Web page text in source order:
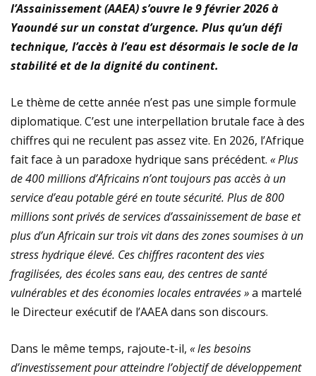
l’Assainissement (AAEA) s’ouvre le 9 février 2026 à
Yaoundé sur un constat d’urgence. Plus qu’un défi
technique, l’accès à l’eau est désormais le socle de la
stabilité et de la dignité du continent.
Le thème de cette année n’est pas une simple formule
diplomatique. C’est une interpellation brutale face à des
chiffres qui ne reculent pas assez vite. En 2026, l’Afrique
fait face à un paradoxe hydrique sans précédent. « Plus
de 400 millions d’Africains n’ont toujours pas accès à un
service d’eau potable géré en toute sécurité. Plus de 800
millions sont privés de services d’assainissement de base et
plus d’un Africain sur trois vit dans des zones soumises à un
stress hydrique élevé. Ces chiffres racontent des vies
fragilisées, des écoles sans eau, des centres de santé
vulnérables et des économies locales entravées »a martelé
le Directeur exécutif de l’AAEA dans son discours.
Dans le même temps, rajoute-t-il, « les besoins
d’investissement pour atteindre l’objectif de développement